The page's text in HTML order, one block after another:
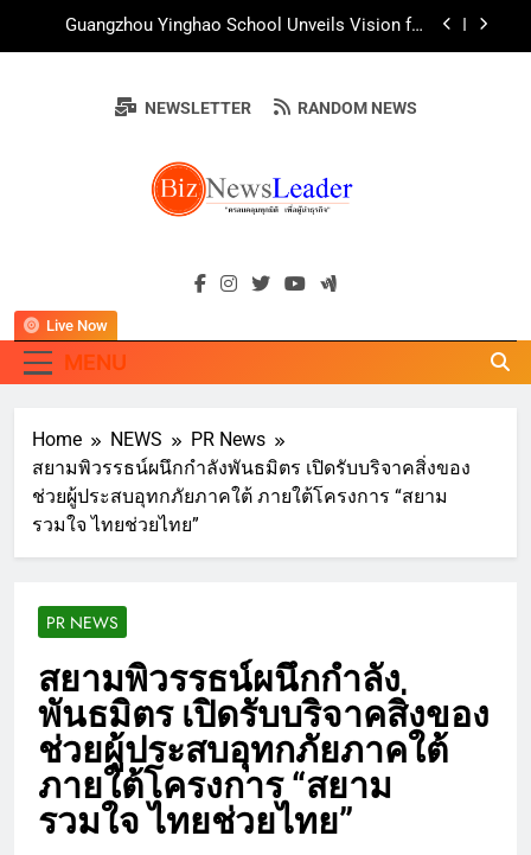
AirAsia X SEE FAH พันธมิตรทางธุรกิจยาวนานกว่า
ทางวิชาการและการตลาดเชิงรุก แนะเคล็ดลับปรับ
ธุรกิจท่องเที่ยวไทย “ขายได้ ขายดี ขายนาน”
สืบสานพุทธศาสนา สร้างสังคมปลอดเหล้า ภายใต้
แนวคิด “90 วัน เก็บแต้มสุขภาพดี สิ่งดีๆ จะเกิดขึ้น”
Guangzhou Yinghao School Unveils Vision for
Future-Ready Education
“ข้าวหน้าไก่ราชวงศ์” พุ่งทะยานสู่น่านฟ้า
ททท. ร่วมมือกับ จุฬาลงกรณ์มหาวิทยาลัย จัดสัมมนา
ทางวิชาการและการตลาดเชิงรุก แนะเคล็ดลับปรับ
ธุรกิจท่องเที่ยวไทย “ขายได้ ขายดี ขายนาน”
BIZNEWSLEADER
"ครอบคลุมทุกมิติ เพื่อ…ผู้นำธุรกิจ"
NEWSLETTER RANDOM NEWS
MENU
Live Now
Home NEWS
PR News
สยามพิวรรธน์ผนึกกำลังพันธมิตร เปิดรับบริจาคสิ่งของ
ช่วยผู้ประสบอุทกภัยภาคใต้ ภายใต้โครงการ “สยาม
รวมใจ ไทยช่วยไทย”
PR NEWS
สยามพิวรรธน์ผนึกกำลัง
พันธมิตร เปิดรับบริจาคสิ่งของ
ช่วยผู้ประสบอุทกภัยภาคใต้
ภายใต้โครงการ “สยาม
รวมใจ ไทยช่วยไทย”